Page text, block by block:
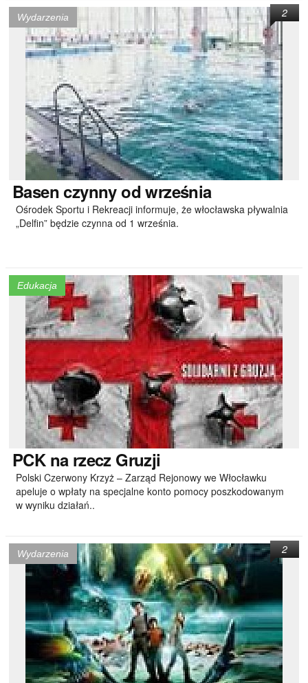
Wydarzenia
Basen czynny od września
Ośrodek Sportu i Rekreacji informuje, że włocławska pływalnia
„Delfin” będzie czynna od 1 września.
2
Edukacja
PCKna rzecz Gruzji
Polski Czerwony Krzyż – Zarząd Rejonowy we Włocławku
apeluje o wpłaty na specjalne konto pomocy poszkodowanym
w wyniku działań..
Wydarzenia 2